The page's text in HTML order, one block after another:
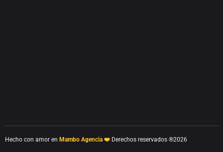
Hecho con amor en Mambo Agencia ❤️ Derechos reservados ®2026